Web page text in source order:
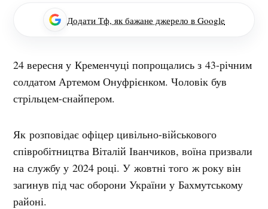
Додати Тф, як бажане джерело в Google
24 вересня у Кременчуці попрощались з 43-річним
солдатом Артемом Онуфрієнком. Чоловік був
стрільцем-снайпером.
Як розповідає офіцер цивільно-військового
співробітництва Віталій Іванчиков, воїна призвали
на службу у 2024 році. У жовтні того ж року він
загинув під час оборони України у Бахмутському
районі.